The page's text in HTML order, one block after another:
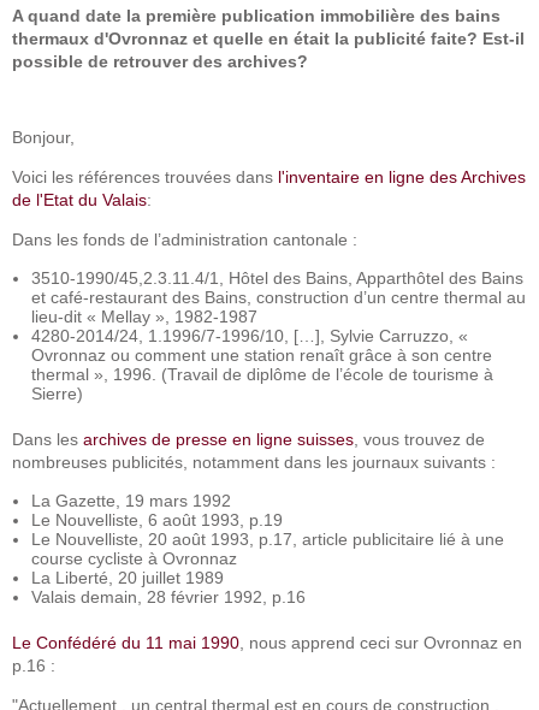
A quand date la première publication immobilière des bains
thermaux d'Ovronnaz et quelle en était la publicité faite? Est-il
possible de retrouver des archives?
Bonjour,
Voici les références trouvées dans l'inventaire en ligne des Archives
de l'Etat du Valais:
Dans les fonds de l’administration cantonale :
3510-1990/45,2.3.11.4/1, Hôtel des Bains, Apparthôtel des Bains
et café-restaurant des Bains, construction d’un centre thermal au
lieu-dit « Mellay », 1982-1987
4280-2014/24, 1.1996/7-1996/10, […], Sylvie Carruzzo, «
Ovronnaz ou comment une station renaît grâce à son centre
thermal », 1996. (Travail de diplôme de l’école de tourisme à
Sierre)
Dans les archives de presse en ligne suisses , vous trouvez de
nombreuses publicités, notamment dans les journaux suivants :
La Gazette, 19 mars 1992
Le Nouvelliste, 6 août 1993, p.19
Le Nouvelliste, 20 août 1993, p.17, article publicitaire lié à une
course cycliste à Ovronnaz
La Liberté, 20 juillet 1989
Valais demain, 28 février 1992, p.16
Le Confédéré du 11 mai 1990 , nous apprend ceci sur Ovronnaz en
p.16 :
"Actuellement , un central thermal est en cours de construction .